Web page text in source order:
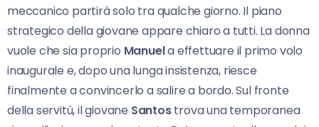
meccanico partirà solo tra qualche giorno. Il piano
strategico della giovane appare chiaro a tutti. La donna
vuole che sia proprio Manuela effettuare il primo volo
inaugurale e, dopo una lunga insistenza, riesce
finalmente a convincerlo a salire a bordo. Sul fronte
della servitù, il giovane Santostrova una temporanea